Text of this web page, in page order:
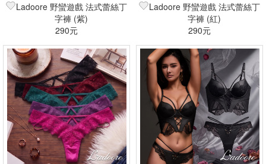
Ladoore 野蠻遊戲 法式蕾絲丁
字褲 (紫)
290元
Ladoore 野蠻遊戲 法式蕾絲丁
字褲 (紅)
290元